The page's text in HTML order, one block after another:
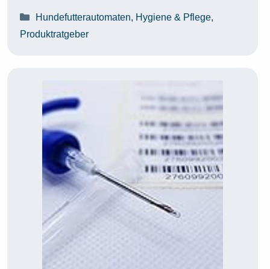
Kategorien
Hundefutterautomaten, Hygiene & Pflege,
Produktratgeber